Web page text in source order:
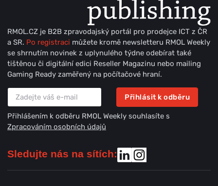
RMOL.CZ je B2B zpravodajský portál pro prodejce ICT z ČR
a SR. Po registraci můžete kromě newsletteru RMOL Weekly
se shrnutím novinek z uplynulého týdne odebírat také
tištěnou či digitální edici Reseller Magazinu nebo mailing
Gaming Ready zaměřený na počítačové hraní.
Přihlásit k odběru
Přihlášením k odběru RMOL Weekly souhlasíte s
Zpracováním osobních údajů
Sledujte nás na sítích: